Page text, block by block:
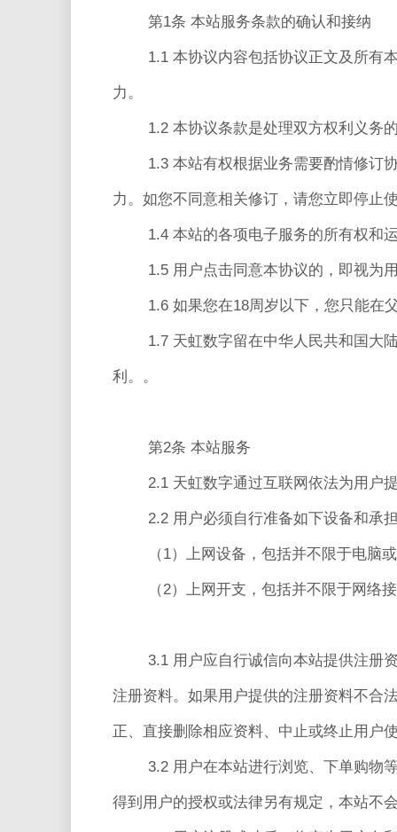
第1条 本站服务条款的确认和接纳
1.1 本协议内容包括协议正文及所有
力。
1.2 本协议条款是处理双方权利义务
1.3 本站有权根据业务需要酌情修订
力。如您不同意相关修订，请您立即停止
1.4 本站的各项电子服务的所有权和
1.5 用户点击同意本协议的，即视为
1.6 如果您在18周岁以下，您只能在
1.7 天虹数字留在中华人民共和国大
利。。
第2条 本站服务
2.1 天虹数字通过互联网依法为用户
2.2 用户必须自行准备如下设备和承
（1）上网设备，包括并不限于电脑
（2）上网开支，包括并不限于网络
3.1 用户应自行诚信向本站提供注册
注册资料。如果用户提供的注册资料不合
正、直接删除相应资料、中止或终止用户
3.2 用户在本站进行浏览、下单购物
得到用户的授权或法律另有规定，本站不